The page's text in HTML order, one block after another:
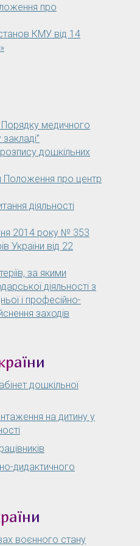
про
КМУ від 14
медичного
дошкільних
Положення про центр
діяльності
2014 року № 353
України від 22
за якими
діяльності з
і професійно-
заходів
дошкільної
на дитину у
дидактичного
воєнного стану